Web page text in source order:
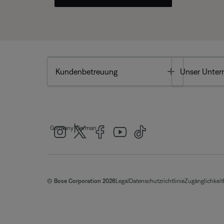
Kundenbetreuung Toggle
Unser
Germany|German
© Bose Corporation 2026Legal DatenschutzrichtlinieZugänglichkeit